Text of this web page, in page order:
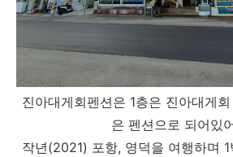
진아대게회펜션은 1층은 진아대게
은 펜션으로 되어있
작년(2021) 포항, 영덕을 여행하며